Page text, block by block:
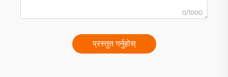
0/1000
प्रस्तुत गर्नुहोस्